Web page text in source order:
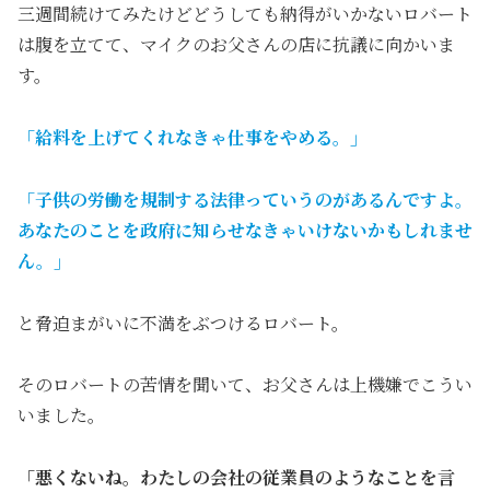
三週間続けてみたけどどうしても納得がいかないロバート
は腹を立てて、マイクのお父さんの店に抗議に向かいま
す。
「給料を上げてくれなきゃ仕事をやめる。」
「子供の労働を規制する法律っていうのがあるんですよ。
あなたのことを政府に知らせなきゃいけないかもしれませ
ん。」
と脅迫まがいに不満をぶつけるロバート。
そのロバートの苦情を聞いて、お父さんは上機嫌でこうい
いました。
「悪くないね。わたしの会社の従業員のようなことを言